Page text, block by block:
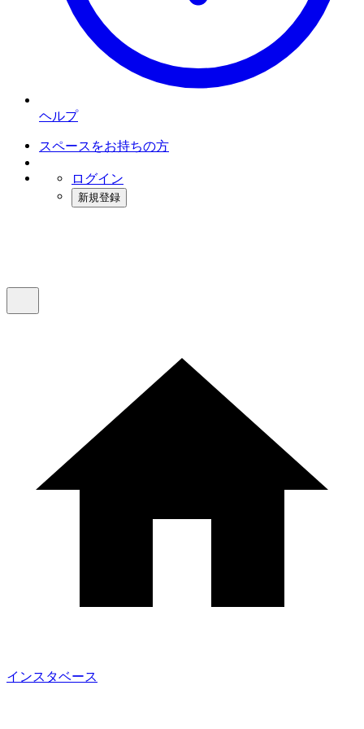
ヘルプ
スペースをお持ちの方
ログイン
新規登録
インスタベース